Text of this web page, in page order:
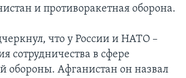
и противоракетная оборона.
что у России и НАТО –
сотрудничества в сфере
обороны. Афганистан он назвал